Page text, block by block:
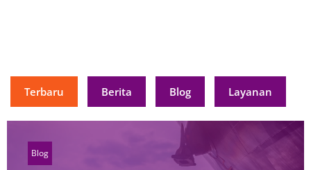
Terbaru Berita Blog Layanan
Blog